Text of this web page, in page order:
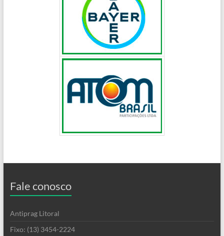
Fale conosco
Antiprag Litoral
Fixo: (13) 3454-2224